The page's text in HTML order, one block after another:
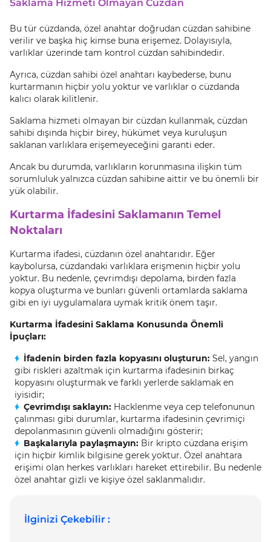
Saklama Hizmeti Olmayan Cüzdan
Bu tür cüzdanda, özel anahtar doğrudan cüzdan sahibine
verilir ve başka hiç kimse buna erişemez. Dolayısıyla,
varlıklar üzerinde tam kontrol cüzdan sahibindedir.
Ayrıca, cüzdan sahibi özel anahtarı kaybederse, bunu
kurtarmanın hiçbir yolu yoktur ve varlıklar o cüzdanda
kalıcı olarak kilitlenir.
Saklama hizmeti olmayan bir cüzdan kullanmak, cüzdan
sahibi dışında hiçbir birey, hükümet veya kuruluşun
saklanan varlıklara erişemeyeceğini garanti eder.
Ancak bu durumda, varlıkların korunmasına ilişkin tüm
sorumluluk yalnızca cüzdan sahibine aittir ve bu önemli bir
yük olabilir.
Kurtarma İfadesini Saklamanın Temel
Noktaları
Kurtarma ifadesi, cüzdanın özel anahtarıdır. Eğer
kaybolursa, cüzdandaki varlıklara erişmenin hiçbir yolu
yoktur. Bu nedenle, çevrimdışı depolama, birden fazla
kopya oluşturma ve bunları güvenli ortamlarda saklama
gibi en iyi uygulamalara uymak kritik önem taşır.
Kurtarma İfadesini Saklama Konusunda Önemli
İpuçları:
İfadenin birden fazla kopyasını oluşturun: Sel, yangın
gibi riskleri azaltmak için kurtarma ifadesinin birkaç
kopyasını oluşturmak ve farklı yerlerde saklamak en
iyisidir;
Çevrimdışı saklayın: Hacklenme veya cep telefonunun
çalınması gibi durumlar, kurtarma ifadesinin çevrimiçi
depolanmasının güvenli olmadığını gösterir;
Başkalarıyla paylaşmayın: Bir kripto cüzdana erişim
için hiçbir kimlik bilgisine gerek yoktur. Özel anahtara
erişimi olan herkes varlıkları hareket ettirebilir. Bu nedenle
özel anahtar gizli ve kişiye özel saklanmalıdır.
İlginizi Çekebilir :